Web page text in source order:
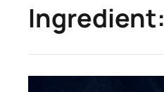
Ingredient: